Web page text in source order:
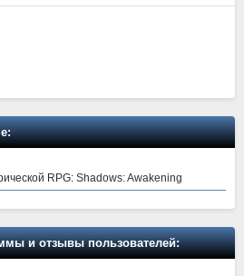
RPG: Shadows: Awakening
и отзывы пользователей: